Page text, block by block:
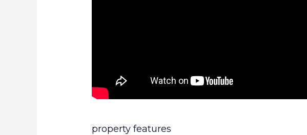
property features